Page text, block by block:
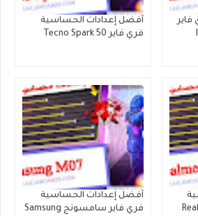
أفضل إعدادات الحساسية
فري فاير Tecno Spark 50
أفضل إعدادات الحساسية
فري فاير سامسونج Samsung